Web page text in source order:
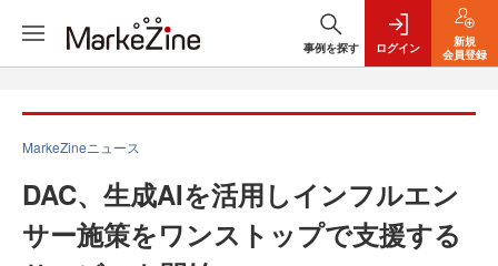
事例を探す ログイン
新規
会員登録
MarkeZineニュース
DAC、生成AIを活用しインフルエン
サー施策をワンストップで支援する